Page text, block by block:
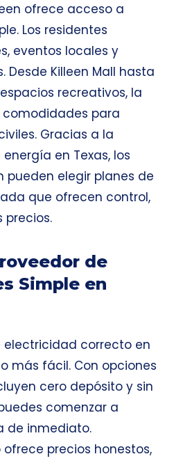
ofrece acceso a
Los residentes
eventos locales y
Desde Killeen Mall hasta
recreativos, la
para
Gracias a la
en Texas, los
pueden elegir planes de
que ofrecen control,
precios.
de
Simple en
electricidad correcto en
más fácil. Con opciones
cero depósito y sin
comenzar a
de inmediato.
ofrece precios honestos,